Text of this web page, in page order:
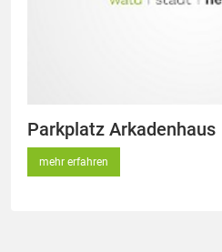
Parkplatz Arkadenhaus
mehr erfahren